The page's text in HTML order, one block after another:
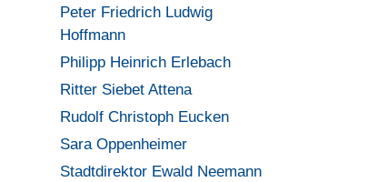
Peter Friedrich Ludwig
Hoffmann
Philipp Heinrich Erlebach
Ritter Siebet Attena
Rudolf Christoph Eucken
Sara Oppenheimer
Stadtdirektor Ewald Neemann